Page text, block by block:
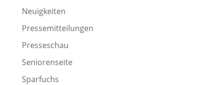
Neuigkeiten
Pressemitteilungen
Presseschau
Seniorenseite
Sparfuchs